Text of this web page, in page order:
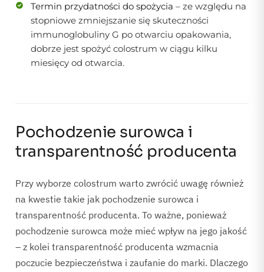
Termin przydatności do spożycia – ze względu na
stopniowe zmniejszanie się skuteczności
immunoglobuliny G po otwarciu opakowania,
dobrze jest spożyć colostrum w ciągu kilku
miesięcy od otwarcia.
Pochodzenie surowca i
transparentność producenta
Przy wyborze colostrum warto zwrócić uwagę również
na kwestie takie jak pochodzenie surowca i
transparentność producenta. To ważne, ponieważ
pochodzenie surowca może mieć wpływ na jego jakość
– z kolei transparentność producenta wzmacnia
poczucie bezpieczeństwa i zaufanie do marki. Dlaczego